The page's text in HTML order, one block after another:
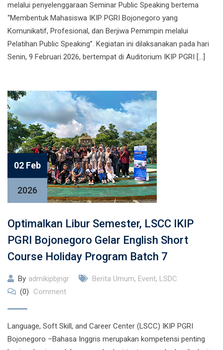
melalui penyelenggaraan Seminar Public Speaking bertema
“Membentuk Mahasiswa IKIP PGRI Bojonegoro yang
Komunikatif, Profesional, dan Berjiwa Pemimpin melalui
Pelatihan Public Speaking”. Kegiatan ini dilaksanakan pada hari
Senin, 9 Februari 2026, bertempat di Auditorium IKIP PGRI […]
02 Feb
2026
Optimalkan Libur Semester, LSCC IKIP
PGRI Bojonegoro Gelar English Short
Course Holiday Program Batch 7
By admikipbjngr Berita Umum, Event, LSDC
(0)
Comment
Language, Soft Skill, and Career Center (LSCC) IKIP PGRI
Bojonegoro –Bahasa Inggris merupakan kompetensi penting